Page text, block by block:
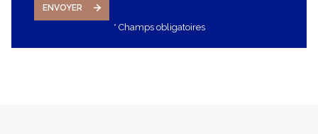
ENVOYER
* Champs obligatoires